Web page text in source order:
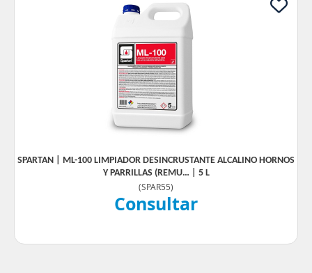
SPARTAN | ML-100 LIMPIADOR DESINCRUSTANTE ALCALINO HORNOS
Y PARRILLAS (REMU… | 5 L
(SPAR55)
Consultar